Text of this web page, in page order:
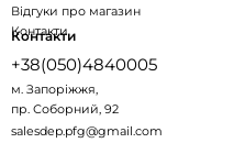
Відгуки про магазин
Контакти
Контакти
+38(050)4840005
м. Запоріжжя,
пр. Соборний, 92
salesdep.pfg@gmail.com